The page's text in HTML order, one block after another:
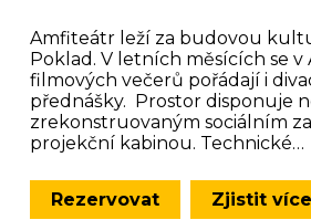
Amfiteátr leží za budovou
Poklad. V letních měsících se v
filmových večerů pořádají i
přednášky. Prostor disponuje
zrekonstruovaným sociálním
projekční kabinou. Technické…
Rezervovat Zjistit více